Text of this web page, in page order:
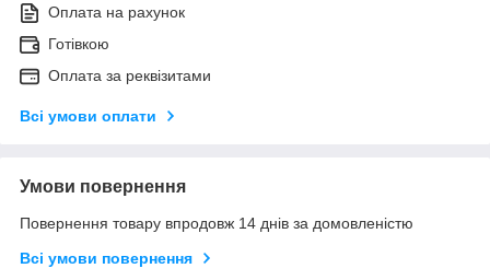
Оплата на рахунок
Готівкою
Оплата за реквізитами
Всі умови оплати
Умови повернення
Повернення товару впродовж 14 днів за домовленістю
Всі умови повернення